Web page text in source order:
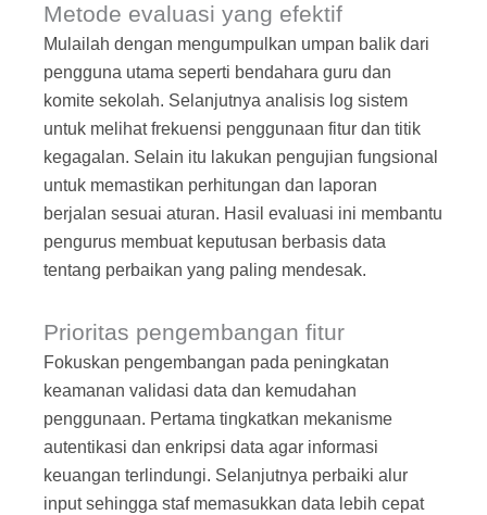
Metode evaluasi yang efektif
Mulailah dengan mengumpulkan umpan balik dari
pengguna utama seperti bendahara guru dan
komite sekolah. Selanjutnya analisis log sistem
untuk melihat frekuensi penggunaan fitur dan titik
kegagalan. Selain itu lakukan pengujian fungsional
untuk memastikan perhitungan dan laporan
berjalan sesuai aturan. Hasil evaluasi ini membantu
pengurus membuat keputusan berbasis data
tentang perbaikan yang paling mendesak.
Prioritas pengembangan fitur
Fokuskan pengembangan pada peningkatan
keamanan validasi data dan kemudahan
penggunaan. Pertama tingkatkan mekanisme
autentikasi dan enkripsi data agar informasi
keuangan terlindungi. Selanjutnya perbaiki alur
input sehingga staf memasukkan data lebih cepat